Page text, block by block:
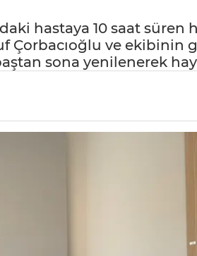
hastaya 10 saat
Çorbacıoğlu ve ekibinin
sona yenilenerek